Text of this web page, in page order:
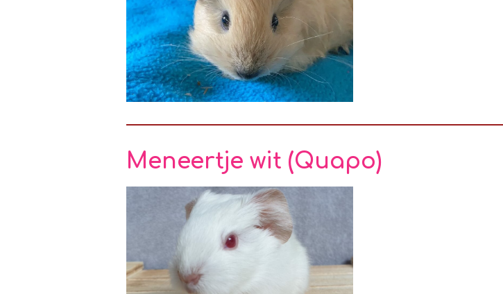
Meneertje wit (Quapo)